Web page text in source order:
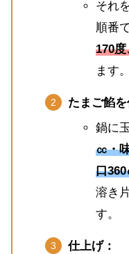
それ
順番
170
ます。
たまご餡を
鍋に
㏄・
口
溶き
す。
仕上げ：